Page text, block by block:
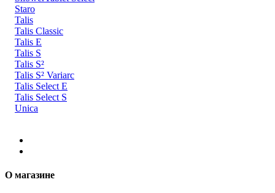
Staro
Talis
Talis Classic
Talis E
Talis S
Talis S²
Talis S² Variarc
Talis Select E
Talis Select S
Unica
О магазине